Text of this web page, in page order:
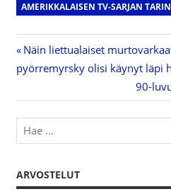
AMERIKKALAISEN TV-SARJAN
Artikkelien
selaus
Previous
Post:
Näin liettualaiset
pyörremyrsky olisi käynyt läpi
Next
Post:
90-
ARVOSTELUT